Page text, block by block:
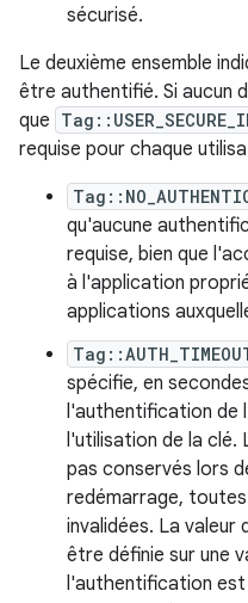
sécurisé.
Le deuxième ensemble
être authentifié. Si aucun
que
requise pour chaque
qu'aucune
requise, bien que
à l'application
applications
spécifie, en
l'authentification de
l'utilisation de la clé.
pas conservés lors
redémarrage,
invalidées. La valeur
être définie sur une
l'authentification est